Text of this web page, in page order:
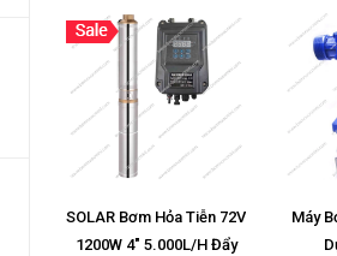
SOLAR Bơm Hỏa Tiễn 72V
1200W 4" 5.000L/H Đẩy
Máy